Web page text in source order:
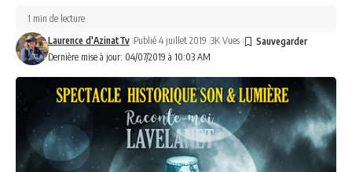
Dernière mise à jour: 04/07/2019 à 10:03 AM
Laurence d'AzinatTv Publié 4 juillet 2019 3K Vues
1 min de lecture